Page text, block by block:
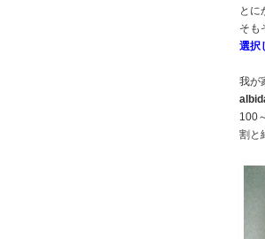
とに
そも
選択
我が
100
割と